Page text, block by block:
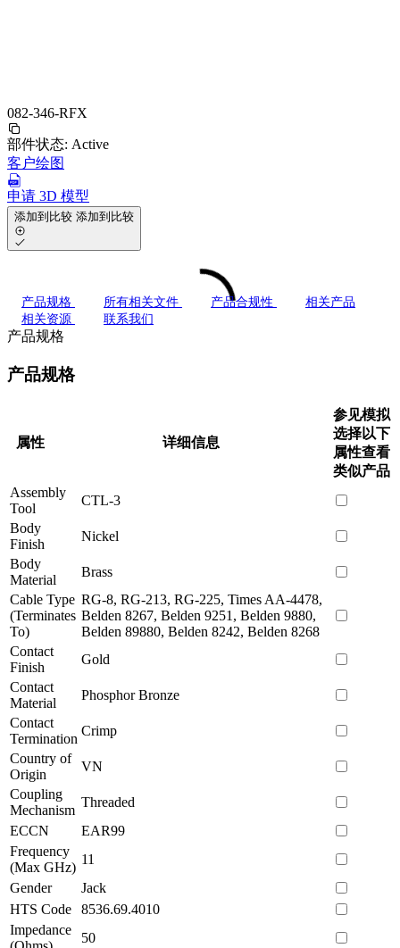
082-346-RFX
部件状态: Active
客户绘图
申请 3D 模型
添加到比较 添加到比较
产品规格 所有相关文件 产品合规性
相关产品
相关资源
联系我们
产品规格
产品规格
属性 详细信息
参见模拟
选择以下
属性查看
类似产品
Assembly
Tool
CTL-3
Body
Finish
Nickel
Body
Material
Brass
Cable Type
(Terminates
To)
RG-8, RG-213, RG-225, Times AA-4478,
Belden 8267, Belden 9251, Belden 9880,
Belden 89880, Belden 8242, Belden 8268
Contact
Finish
Gold
Contact
Material
Phosphor Bronze
Contact
Termination
Crimp
Country of
Origin
VN
Coupling
Mechanism
Threaded
ECCN
EAR99
Frequency
(Max GHz)
11
Gender
Jack
HTS Code
8536.69.4010
Impedance
50